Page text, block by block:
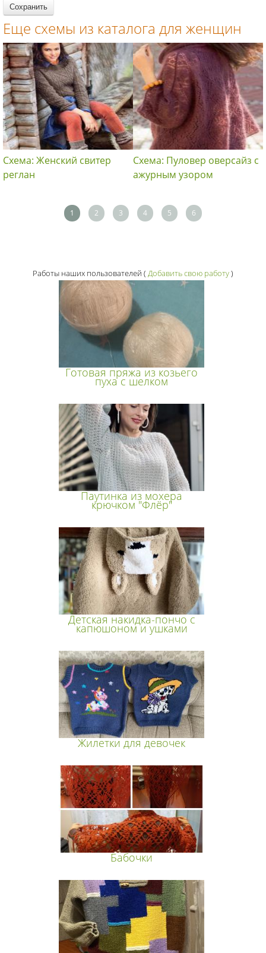
Еще схемы из каталога для женщин
Схема: Женский свитер
реглан
Схема: Пуловер оверсайз с
ажурным узором
1 2 3 4 5 6
Работы наших пользователей ( Добавить свою работу)
Готовая пряжа из козьего
пуха с шелком
Паутинка из мохера
крючком "Флёр"
Детская накидка-пончо с
капюшоном и ушками
Жилетки для девочек
Бабочки